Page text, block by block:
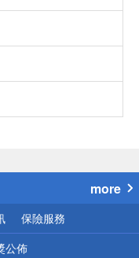
more
保險服務
公佈